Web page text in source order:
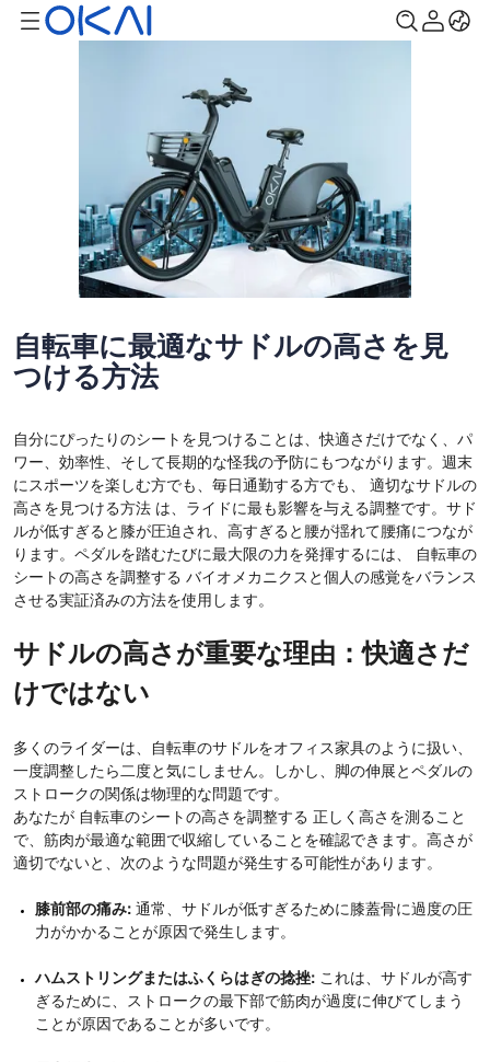
自転車に最適なサドルの高さを見
つける方法
自分にぴったりのシートを見つけることは、快適さだけでなく、パ
ワー、効率性、そして長期的な怪我の予防にもつながります。週末
にスポーツを楽しむ方でも、毎日通勤する方でも、 適切なサドルの
高さを見つける方法 は、ライドに最も影響を与える調整です。サド
ルが低すぎると膝が圧迫され、高すぎると腰が揺れて腰痛につなが
ります。ペダルを踏むたびに最大限の力を発揮するには、 自転車の
シートの高さを調整する バイオメカニクスと個人の感覚をバランス
させる実証済みの方法を使用します。
サドルの高さが重要な理由：快適さだ
けではない
多くのライダーは、自転車のサドルをオフィス家具のように扱い、
一度調整したら二度と気にしません。しかし、脚の伸展とペダルの
ストロークの関係は物理的な問題です。
あなたが 自転車のシートの高さを調整する 正しく高さを測ること
で、筋肉が最適な範囲で収縮していることを確認できます。高さが
適切でないと、次のような問題が発生する可能性があります。
膝前部の痛み: 通常、サドルが低すぎるために膝蓋骨に過度の圧
力がかかることが原因で発生します。
ハムストリングまたはふくらはぎの捻挫: これは、サドルが高す
ぎるために、ストロークの最下部で筋肉が過度に伸びてしまう
ことが原因であることが多いです。